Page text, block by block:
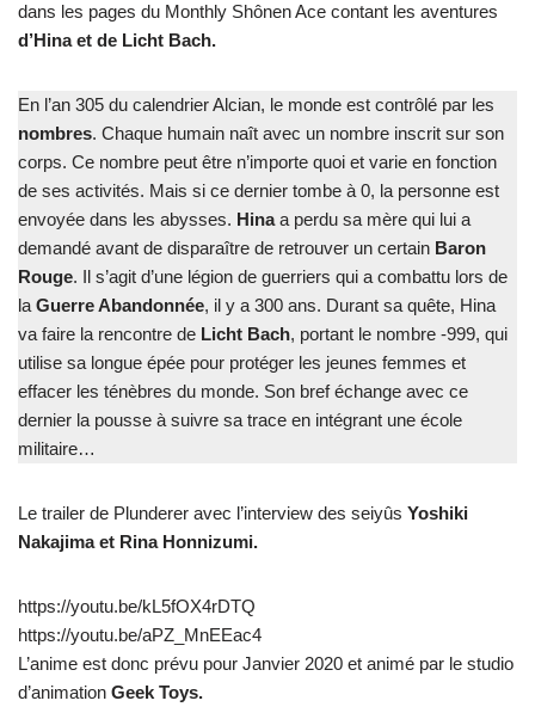
dans les pages du Monthly Shônen Ace contant les aventures
d’Hina et de Licht Bach.
En l’an 305 du calendrier Alcian, le monde est contrôlé par les
nombres. Chaque humain naît avec un nombre inscrit sur son
corps. Ce nombre peut être n’importe quoi et varie en fonction
de ses activités. Mais si ce dernier tombe à 0, la personne est
envoyée dans les abysses. Hinaa perdu sa mère qui lui a
demandé avant de disparaître de retrouver un certain Baron
Rouge. Il s’agit d’une légion de guerriers qui a combattu lors de
laGuerre Abandonnée, il y a 300 ans. Durant sa quête, Hina
va faire la rencontre de Licht Bach, portant le nombre -999, qui
utilise sa longue épée pour protéger les jeunes femmes et
effacer les ténèbres du monde. Son bref échange avec ce
dernier la pousse à suivre sa trace en intégrant une école
militaire…
Le trailer de Plunderer avec l’interview des seiyûs Yoshiki
Nakajima et Rina Honnizumi.
https://youtu.be/kL5fOX4rDTQ
https://youtu.be/aPZ_MnEEac4
L’anime est donc prévu pour Janvier 2020 et animé par le studio
d’animation Geek Toys.